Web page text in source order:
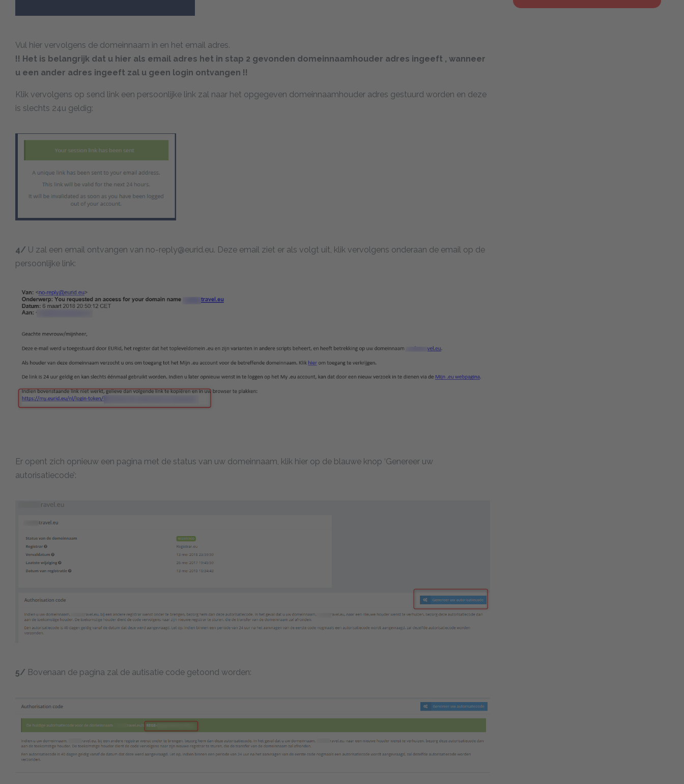
Vul hier vervolgens de domeinnaam in en het email adres.
!! Het is belangrijk dat u hier als email adres het in stap 2 gevonden domeinnaamhouder adres ingeeft , wanneer
u een ander adres ingeeft zal u geen login ontvangen !!
Klik vervolgens op send link een persoonlijke link zal naar het opgegeven domeinnaamhouder adres gestuurd worden en deze
is slechts 24u geldig:
4/ U zal een email ontvangen van no-reply@eurid.eu. Deze email ziet er als volgt uit, klik vervolgens onderaan de email op de
persoonlijke link:
Er opent zich opnieuw een pagina met de status van uw domeinnaam, klik hier op de blauwe knop ‘Genereer uw
autorisatiecode’:
5/ Bovenaan de pagina zal de autisatie code getoond worden: